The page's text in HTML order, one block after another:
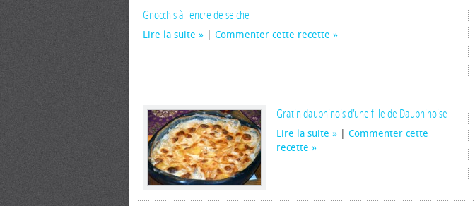
Gnocchis à l'encre de seiche
Lire la suite Commenter cette recette
Gratin dauphinois d'une fille de Dauphinoise
Lire la suite
Commenter cette
recette